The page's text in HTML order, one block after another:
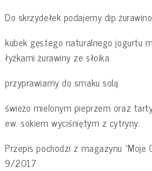
Do skrzydełek podajemy dip
kubek gęstego naturalnego jogurtu
łyżkami żurawiny ze słoika
przyprawiamy do smaku solą
świeżo mielonym pieprzem oraz
ew. sokiem wyciśniętym z cytryny.
Przepis pochodzi z magazynu "Moje
9/2017